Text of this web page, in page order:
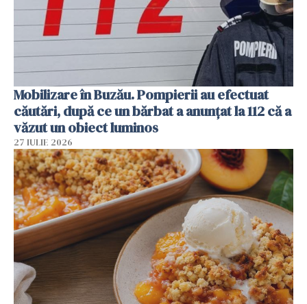
Mobilizare în Buzău. Pompierii au efectuat
căutări, după ce un bărbat a anunțat la 112 că a
văzut un obiect luminos
27 IULIE 2026